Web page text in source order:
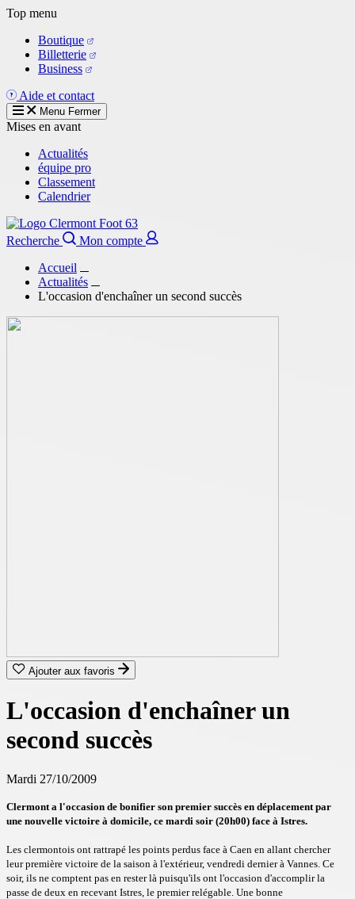
Aller
contenu
principal
Top menu
Boutique
Billetterie
Business
Aide et contact
Menu Fermer
Mises en avant
Actualités
équipe pro
Classement
Calendrier
Recherche
Mon compte
Accueil
Actualités
L'occasion d'enchaîner un second succès
Ajouter aux favoris
L'occasion d'enchaîner un
second succès
Mardi 27/10/2009
Clermont a l'occasion de bonifier son premier succès en déplacement par
une nouvelle victoire à domicile, ce mardi soir (20h00) face à Istres.
Les clermontois ont rattrapé les points perdus face à Caen en allant chercher
leur première victoire de la saison à l'extérieur, vendredi dernier à Vannes. Ce
soir, ils ne comptent pas en rester là puisqu'ils ont l'occasion d'accomplir la
passe de deux en recevant Istres, le premier relégable. Une bonne